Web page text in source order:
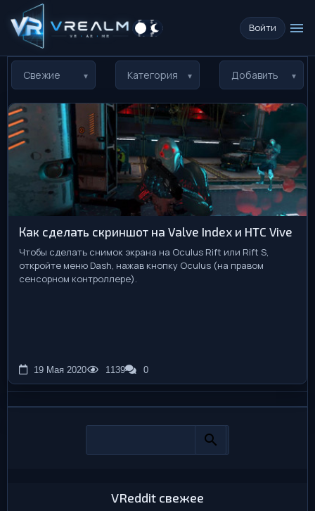
Войти menu
Свежие Категория Добавить
Как сделать скриншот на Valve Index и HTC Vive
Чтобы сделать снимок экрана на Oculus Rift или Rift S,
откройте меню Dash, нажав кнопку Oculus (на правом
сенсорном контроллере).
19 Мая 2020 1139 0
VReddit свежее